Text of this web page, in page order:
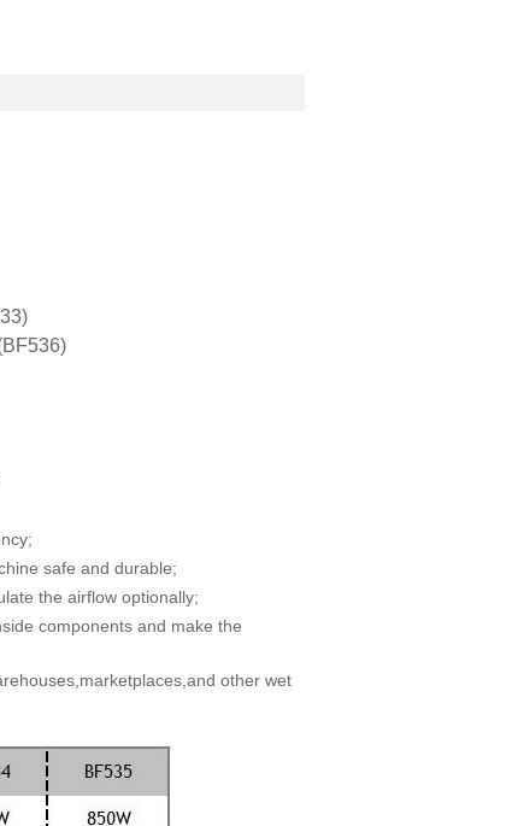
safe and durable;
the airflow optionally;
components and make the
other wet